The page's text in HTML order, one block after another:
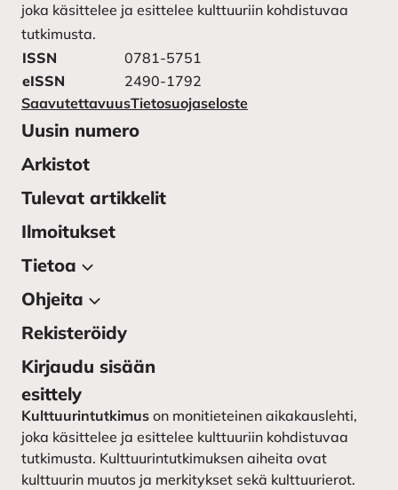
joka käsittelee ja esittelee kulttuuriin kohdistuvaa
tutkimusta.
ISSN
0781-5751
eISSN
2490-1792
SaavutettavuusTietosuojaseloste
Uusin numero
Arkistot
Tulevat artikkelit
Ilmoitukset
Tietoa
Tietoa julkaisusta
Lehden toimitus
Kulttuurintutkimuksen
seura
Ohjeita
Kirjoittajan ohjeet
Kirjoittajaohjeet ruotsiksi –
instruktioner till författarna
Lähetä käsikirjoitus
Rekisteröidy
Kirjaudu sisään
esittely
Kulttuurintutkimus on monitieteinen aikakauslehti,
joka käsittelee ja esittelee kulttuuriin kohdistuvaa
tutkimusta. Kulttuurintutkimuksen aiheita ovat
kulttuurin muutos ja merkitykset sekä kulttuurierot.